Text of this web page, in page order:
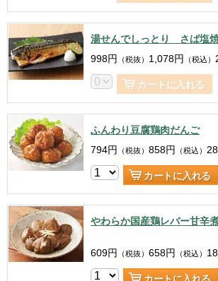
湯せんでしっとり さば塩
998円 （税抜） 1,078円 （税込）
カートに入れる
ふんわり豆腐鶏肉だんご
794円 （税抜） 858円 （税込）
カートに入れる
やわらか国産鶏レバー甘辛
609円 （税抜） 658円 （税込）